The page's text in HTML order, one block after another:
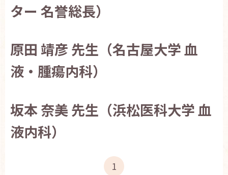
活動報告
一般・患者様へ
会員ページ
お問い合わせ
ター 名誉総長）
原田 靖彦 先生（名古屋大学 血
液・腫瘍内科）
坂本 奈美 先生（浜松医科大学 血
液内科）
1